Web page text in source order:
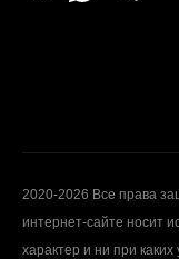
2020-2026 Все права
интернет-сайте носит
характер и ни при